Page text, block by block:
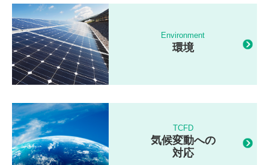
Environment
環境
TCFD
気候変動への
対応